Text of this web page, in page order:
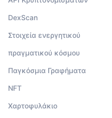
DexScan
Στοιχεία ενεργητικού
πραγματικού κόσμου
Παγκόσμια Γραφήματα
NFT
Χαρτοφυλάκιο